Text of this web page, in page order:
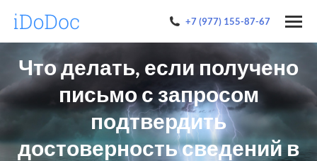
+7 (977) 155-87-67
Что делать, если получено
письмо с запросом
подтвердить
достоверность сведений в